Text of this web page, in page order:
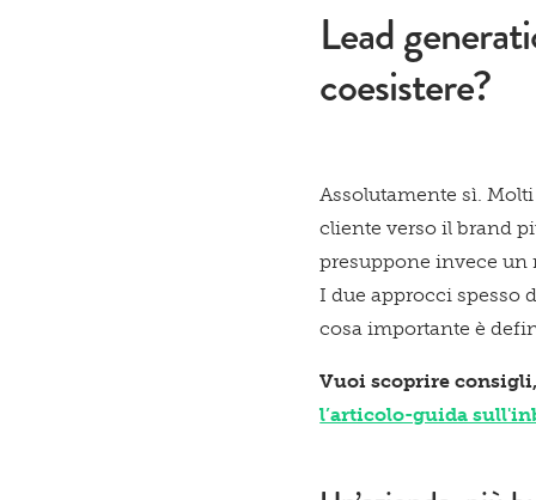
Lead
coesistere?
Assolutamente sì.
cliente verso il brand
presuppone invece
I due approcci spesso
cosa importante è
Vuoi scoprire
l’articolo-guida